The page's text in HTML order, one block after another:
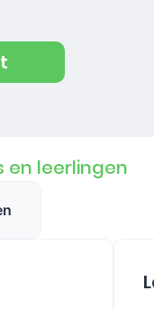
en leerlingen